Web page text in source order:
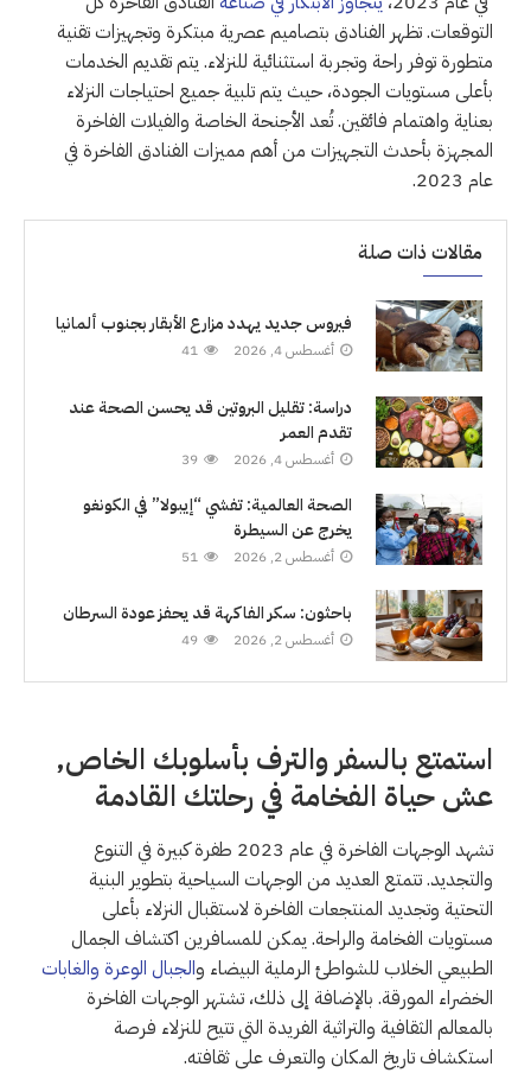
التوقعات. تظهر الفنادق بتصاميم عصرية مبتكرة وتجهيزات تقنية
متطورة توفر راحة وتجربة استثنائية للنزلاء. يتم تقديم الخدمات
بأعلى مستويات الجودة، حيث يتم تلبية جميع احتياجات النزلاء
بعناية واهتمام فائقين. تُعد الأجنحة الخاصة والفيلات الفاخرة
المجهزة بأحدث التجهيزات من أهم مميزات الفنادق الفاخرة في
عام 2023.
مقالات ذات صلة
فيروس جديد يهدد مزارع الأبقار بجنوب ألمانيا
أغسطس 4, 2026 41
دراسة: تقليل البروتين قد يحسن الصحة عند
تقدم العمر
أغسطس 4, 2026 39
الصحة العالمية: تفشي “إيبولا” في الكونغو
يخرج عن السيطرة
أغسطس 2, 2026 51
باحثون: سكر الفاكهة قد يحفز عودة السرطان
أغسطس 2, 2026 49
استمتع بالسفر والترف بأسلوبك الخاص,
عش حياة الفخامة في رحلتك القادمة
تشهد الوجهات الفاخرة في عام 2023 طفرة كبيرة في التنوع
والتجديد. تتمتع العديد من الوجهات السياحية بتطوير البنية
التحتية وتجديد المنتجعات الفاخرة لاستقبال النزلاء بأعلى
مستويات الفخامة والراحة. يمكن للمسافرين اكتشاف الجمال
الطبيعي الخلاب للشواطئ الرملية البيضاء والجبال الوعرة والغابات
الخضراء المورقة. بالإضافة إلى ذلك، تشتهر الوجهات الفاخرة
بالمعالم الثقافية والتراثية الفريدة التي تتيح للنزلاء فرصة
استكشاف تاريخ المكان والتعرف على ثقافته.